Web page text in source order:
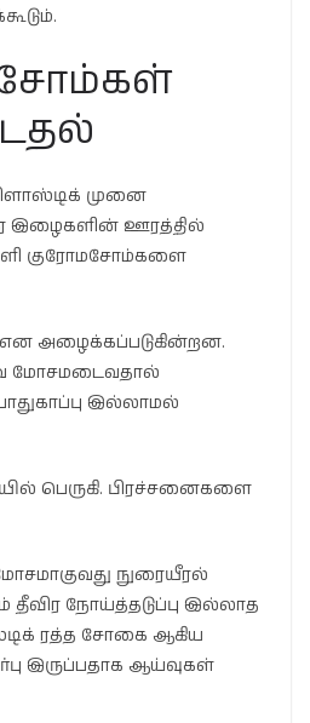
முனை
இழைகளின் ஊரத்தில்
குரோமசோம்களை
அழைக்கப்படுகின்றன.
மோசமடைவதால்
இல்லாமல்
பெருகி. பிரச்சனைகளை
நுரையீரல்
நோய்த்தடுப்பு இல்லாத
ரத்த சோகை ஆகிய
இருப்பதாக ஆய்வுகள்